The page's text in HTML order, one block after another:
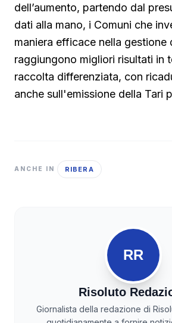
dell’aumento, partendo dal
dati alla mano, i Comuni che
maniera efficace nella gestione
raggiungono migliori risultati in
raccolta differenziata, con
anche sull'emissione della Tari
ANCHE IN RIBERA
RR
Risoluto
Giornalista della redazione di